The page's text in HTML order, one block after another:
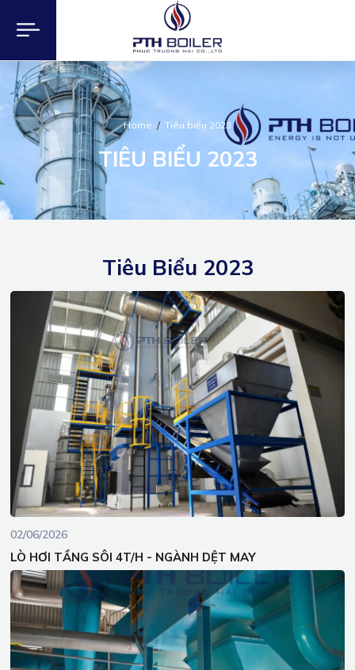
Home Tiêu biểu 2023
TIÊU BIỂU 2023
Tiêu Biểu 2023
02/06/2026
LÒ HƠI TẦNG SÔI 4T/H - NGÀNH DỆT MAY